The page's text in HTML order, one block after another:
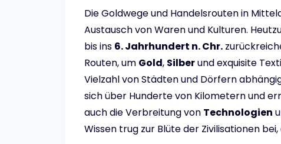
Die Goldwege und Handelsrouten in
Austausch von Waren und Kulturen.
bis ins 6. Jahrhundert n. Chr.
Routen, um Gold, Silberund exquisite
Vielzahl von Städten und Dörfern
sich über Hunderte von Kilometern und
auch die Verbreitung von Technologien
Wissen trug zur Blüte der Zivilisationen